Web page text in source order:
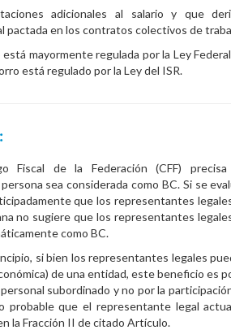
adicionales al salario y que
pactada en los contratos colectivos de
mayormente regulada por la Ley
está regulado por la Ley del ISR.
Fiscal de la Federación (CFF) precisa
sea considerada como BC. Si se
que los representantes
no sugiere que los representantes
como BC.
si bien los representantes legales
de una entidad, este beneficio es
subordinado y no por la
probable que el representante legal
la Fracción II de citado Artículo.